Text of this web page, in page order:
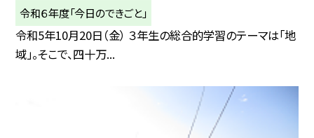
令和６年度「今日のできごと」
令和5年10月20日（金） ３年生の総合的学習のテーマは「地
域」。そこで、四十万...